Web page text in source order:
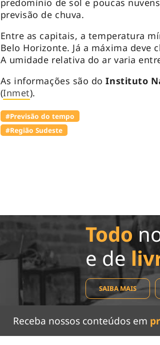
predomínio de sol e poucas
previsão de chuva.
Entre as capitais, a temperatura
Belo Horizonte. Já a máxima deve
A umidade relativa do ar varia
As informações são doInstituto
(Inmet).
#Previsão do tempo
#Região Sudeste
Todo
e de
SAIBA MAIS
Receba nossos conteúdos em